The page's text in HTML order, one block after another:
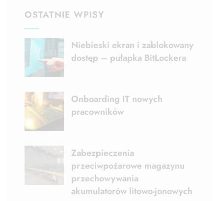
OSTATNIE WPISY
Niebieski ekran i zablokowany
dostęp – pułapka BitLockera
Onboarding IT nowych
pracowników
Zabezpieczenia
przeciwpożarowe magazynu
przechowywania
akumulatorów litowo-jonowych